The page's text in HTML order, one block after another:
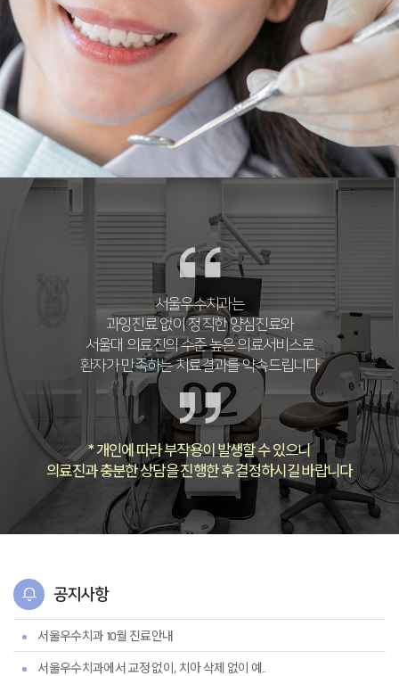
서울우수치과는
과잉진료 없이 정직한 양심진료와
서울대 의료진의 수준 높은 의료서비스로
환자가 만족하는 치료결과를 약속드립니다
* 개인에 따라 부작용이 발생할 수 있으니
의료진과 충분한 상담을 진행한 후 결정하시길 바랍니다
공지사항
서울우수치과 10월 진료안내
서울우수치과에서 교정 없이, 치아 삭제 없이 예..